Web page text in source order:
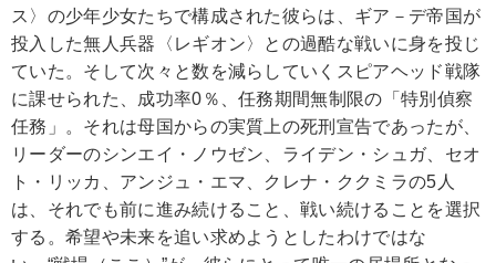
ス〉の少年少女たちで構成された彼らは、ギア－デ帝国が
投入した無人兵器〈レギオン〉との過酷な戦いに身を投じ
ていた。そして次々と数を減らしていくスピアヘッド戦隊
に課せられた、成功率0％、任務期間無制限の「特別偵察
任務」。それは母国からの実質上の死刑宣告であったが、
リーダーのシンエイ・ノウゼン、ライデン・シュガ、セオ
ト・リッカ、アンジュ・エマ、クレナ・ククミラの5人
は、それでも前に進み続けること、戦い続けることを選択
する。希望や未来を追い求めようとしたわけではな